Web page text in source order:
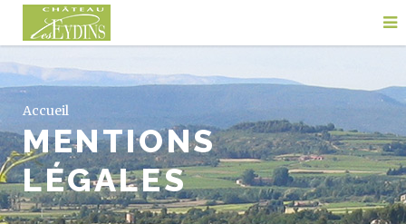
Accueil
MENTIONS
LÉGALES